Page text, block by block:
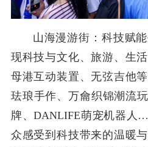
山海漫游街：科技赋
现科技与文化、旅游、生
母港互动装置、无弦吉他
珐琅手作、万龠织锦潮流
牌、DANLIFE萌宠机器
众感受到科技带来的温暖